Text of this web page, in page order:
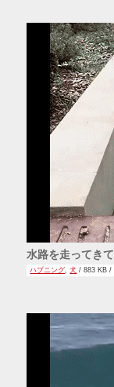
水路を走ってき
ハプニング,犬 / 883 KB /